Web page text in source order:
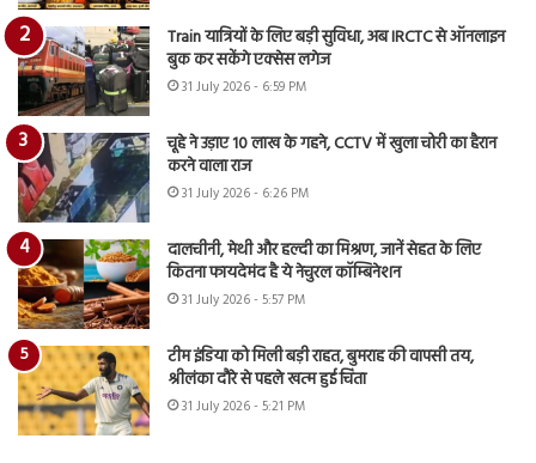
Train यात्रियों के लिए बड़ी सुविधा, अब IRCTC से ऑनलाइन
बुक कर सकेंगे एक्सेस लगेज
31 July 2026 - 6:59 PM
चूहे ने उड़ाए 10 लाख के गहने, CCTV में खुला चोरी का हैरान
करने वाला राज
31 July 2026 - 6:26 PM
दालचीनी, मेथी और हल्दी का मिश्रण, जानें सेहत के लिए
कितना फायदेमंद है ये नेचुरल कॉम्बिनेशन
31 July 2026 - 5:57 PM
टीम इंडिया को मिली बड़ी राहत, बुमराह की वापसी तय,
श्रीलंका दौरे से पहले खत्म हुई चिंता
31 July 2026 - 5:21 PM